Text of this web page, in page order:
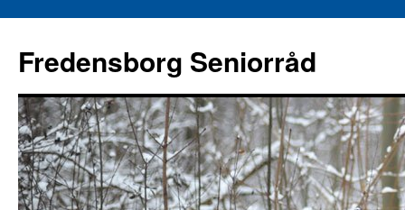
indhold
Fredensborg Seniorråd